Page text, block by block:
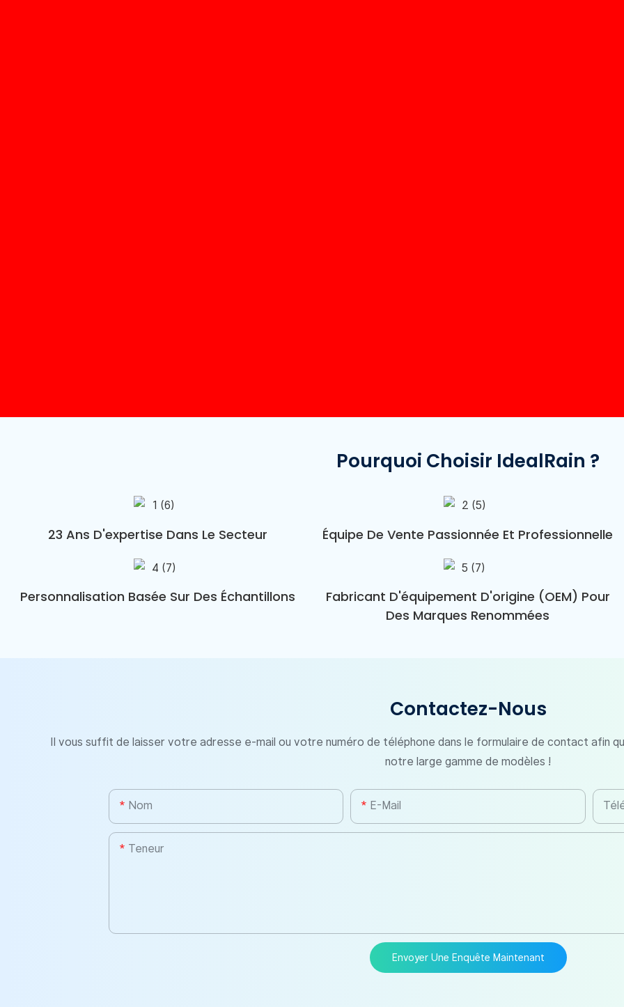
Pourquoi Choisir IdealRain ?
23 Ans D'expertise Dans Le Secteur Équipe De Vente Passionnée Et Professionnelle
Personnalisation Basée Sur Des Échantillons
Fabricant D'équipement D'origine (OEM) Pour
Des Marques Renommées
Contactez-Nous
Il vous suffit de laisser votre adresse e-mail ou votre numéro de téléphone dans le formulaire de contact afin
notre large gamme de modèles !
Nom E-Mail
Teneur
Envoyer Une Enquête Maintenant